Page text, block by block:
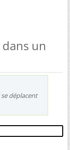
dans un
déplacent